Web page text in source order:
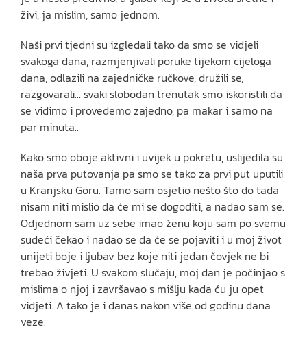
živi, ja mislim, samo jednom.
Naši prvi tjedni su izgledali tako da smo se vidjeli
svakoga dana, razmjenjivali poruke tijekom cijeloga
dana, odlazili na zajedničke ručkove, družili se,
razgovarali… svaki slobodan trenutak smo iskoristili da
se vidimo i provedemo zajedno, pa makar i samo na
par minuta..
Kako smo oboje aktivni i uvijek u pokretu, uslijedila su
naša prva putovanja pa smo se tako za prvi put uputili
u Kranjsku Goru. Tamo sam osjetio nešto što do tada
nisam niti mislio da će mi se dogoditi, a nadao sam se.
Odjednom sam uz sebe imao ženu koju sam po svemu
sudeći čekao i nadao se da će se pojaviti i u moj život
unijeti boje i ljubav bez koje niti jedan čovjek ne bi
trebao živjeti. U svakom slučaju, moj dan je počinjao s
mislima o njoj i završavao s mišlju kada ću ju opet
vidjeti. A tako je i danas nakon više od godinu dana
veze.